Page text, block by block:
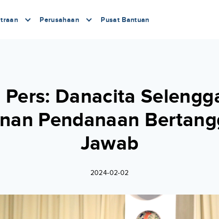
Perusahaan Pusat Bantuan
Pers: Danacita
Pendanaan
Jawab
2024-02-02